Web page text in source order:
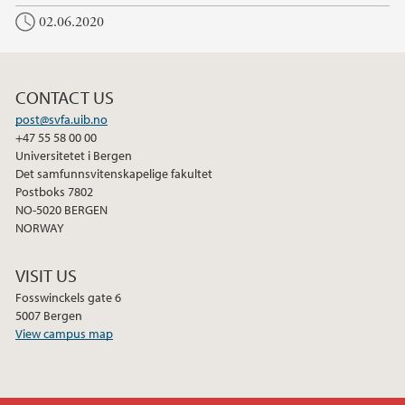
e
o
k
02.06.2020
CONTACT US
post@svfa.uib.no
+47 55 58 00 00
Universitetet i Bergen
Det samfunnsvitenskapelige fakultet
Postboks 7802
NO-5020 BERGEN
NORWAY
VISIT US
Fosswinckels gate 6
5007 Bergen
View campus map